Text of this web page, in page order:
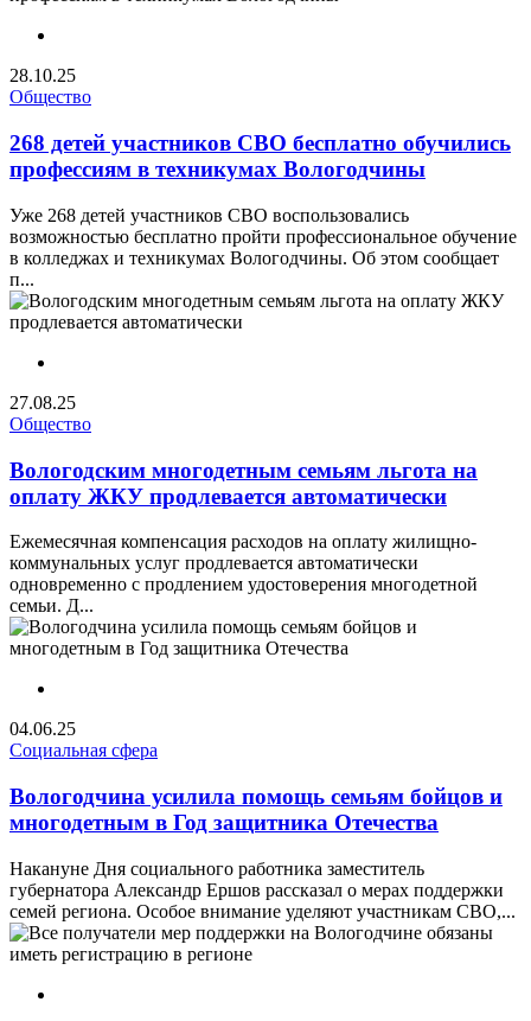
28.10.25
Общество
268 детей участников СВО бесплатно обучились
профессиям в техникумах Вологодчины
Уже 268 детей участников СВО воспользовались
возможностью бесплатно пройти профессиональное обучение
в колледжах и техникумах Вологодчины. Об этом сообщает
п...
27.08.25
Общество
Вологодским многодетным семьям льгота на
оплату ЖКУ продлевается автоматически
Ежемесячная компенсация расходов на оплату жилищно-
коммунальных услуг продлевается автоматически
одновременно с продлением удостоверения многодетной
семьи. Д...
04.06.25
Социальная сфера
Вологодчина усилила помощь семьям бойцов и
многодетным в Год защитника Отечества
Накануне Дня социального работника заместитель
губернатора Александр Ершов рассказал о мерах поддержки
семей региона. Особое внимание уделяют участникам СВО,...